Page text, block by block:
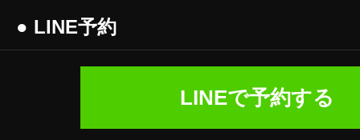
● LINE予約
LINEで予約する